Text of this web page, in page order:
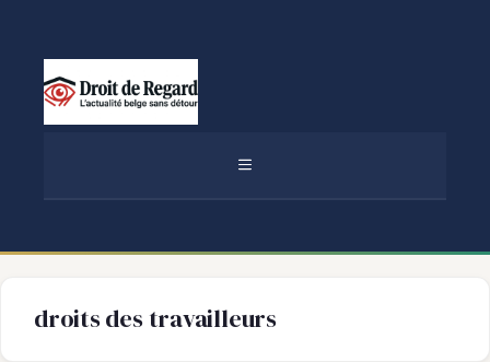
MENU
droits des travailleurs